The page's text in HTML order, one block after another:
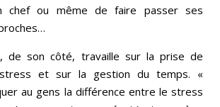
chef ou même de faire passer ses
de son côté, travaille sur la prise de
stress et sur la gestion du temps. «
au gens la différence entre le stress